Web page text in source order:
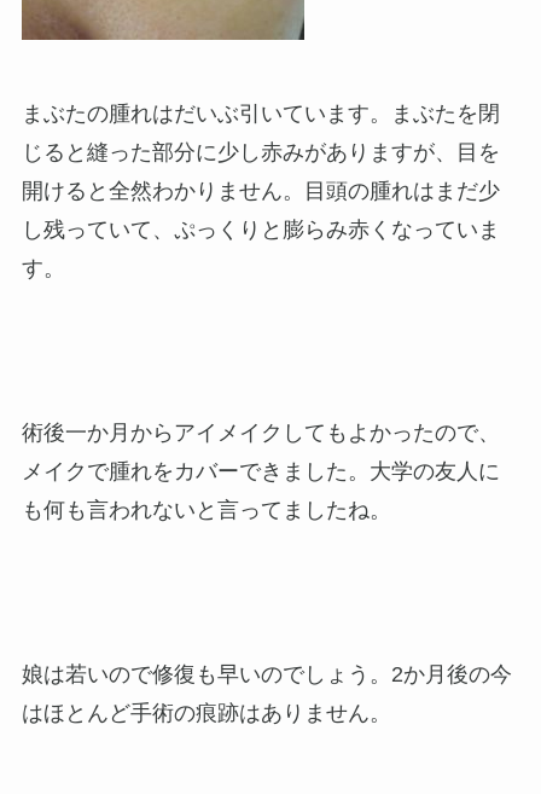
まぶたの腫れはだいぶ引いています。まぶたを閉
じると縫った部分に少し赤みがありますが、目を
開けると全然わかりません。目頭の腫れはまだ少
し残っていて、ぷっくりと膨らみ赤くなっていま
す。
術後一か月からアイメイクしてもよかったので、
メイクで腫れをカバーできました。大学の友人に
も何も言われないと言ってましたね。
娘は若いので修復も早いのでしょう。2か月後の今
はほとんど手術の痕跡はありません。